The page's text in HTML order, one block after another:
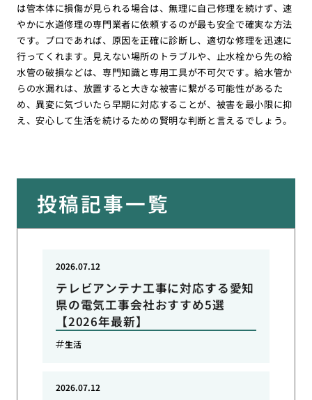
は管本体に損傷が見られる場合は、無理に自己修理を続けず、速
やかに水道修理の専門業者に依頼するのが最も安全で確実な方法
です。プロであれば、原因を正確に診断し、適切な修理を迅速に
行ってくれます。見えない場所のトラブルや、止水栓から先の給
水管の破損などは、専門知識と専用工具が不可欠です。給水管か
らの水漏れは、放置すると大きな被害に繋がる可能性があるた
め、異変に気づいたら早期に対応することが、被害を最小限に抑
え、安心して生活を続けるための賢明な判断と言えるでしょう。
投稿記事一覧
テレビアンテナ工事に対応する愛知
県の電気工事会社おすすめ5選
【2026年最新】
2026.07.12
生活
2026.07.12